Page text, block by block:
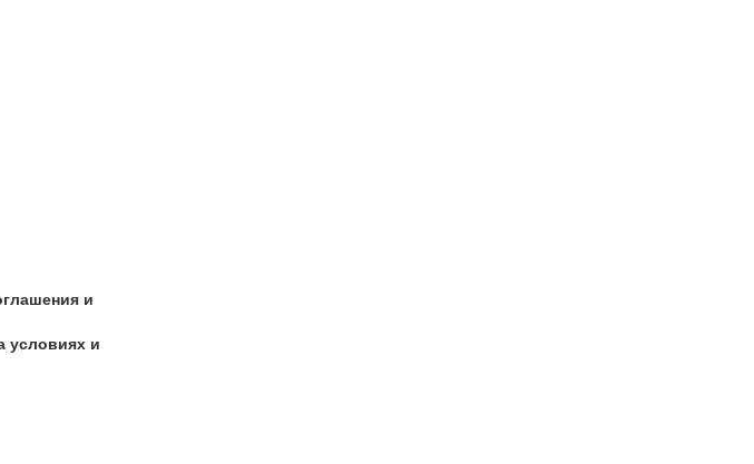
и
условиях и